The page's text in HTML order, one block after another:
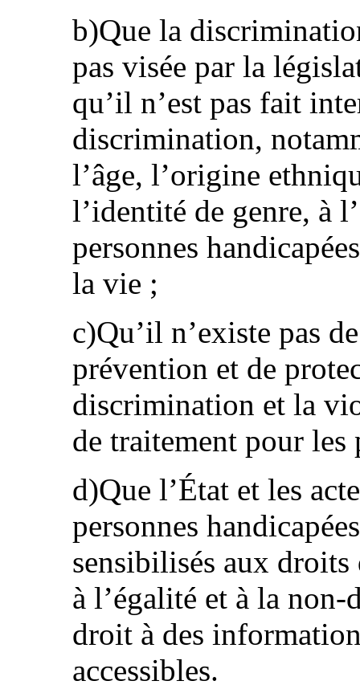
b)Que la
pas visée par la
qu’il n’est pas fait
discrimination,
l’âge, l’origine
l’identité de genre, à
personnes
la vie ;
c)Qu’il n’existe pas
prévention et de
discrimination et la
de traitement pour les
d)Que l’État et les
personnes
sensibilisés aux droits
à l’égalité et à la
droit à des
accessibles.